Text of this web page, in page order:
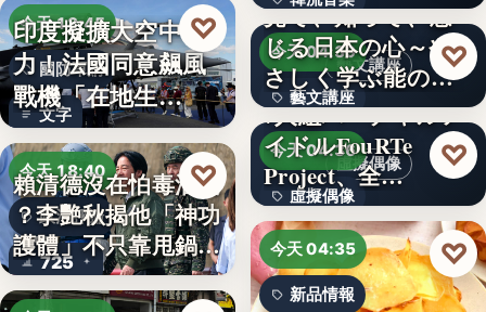
文字
今天 18:45
國防軍購
文字
印度擬擴大空中戰
力！法國同意飆風
戰機「在地生
產」，機隊規…
♡
今天 18:40
政治評論
725
賴清德沒在怕毒油案
？李艷秋揭他「神功
護體」不只靠甩鍋盧
秀…
♡
文字
藝文講座
今天 04:39
藝文講座
1,000円
見て、知って、感
じる日本の心～や
さしく学ぶ能の世
界へ
♡
虛擬偶像
今天 04:36
虛擬偶像
10
7人組バーチャルア
イドルFouRTe
Project、全…
♡
今天 04:35
新品情報
♡